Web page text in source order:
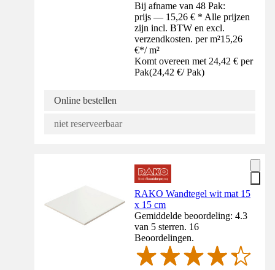
Bij afname van 48 Pak:
prijs — 15,26 € * Alle prijzen
zijn incl. BTW en excl.
verzendkosten. per m²15,26
€*/ m²
Komt overeen met 24,42 € per
Pak(24,42 €/ Pak)
Online bestellen
niet reserveerbaar
RAKO Wandtegel wit mat 15
x 15 cm
Gemiddelde beoordeling: 4.3
van 5 sterren. 16
Beoordelingen.